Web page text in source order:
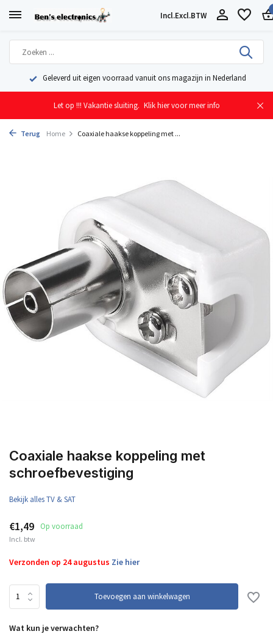
Incl.Excl.BTW
Geleverd uit eigen voorraad vanuit ons magazijn in Nederland
Let op !!! Vakantie sluiting. Klik hier voor meer info
Terug Home Coaxiale haakse koppeling met ...
Coaxiale haakse koppeling met
schroefbevestiging
Bekijk alles TV & SAT
€1,49 Op voorraad
Incl. btw
Verzonden op 24 augustus Zie hier
Toevoegen aan winkelwagen
Wat kun je verwachten?